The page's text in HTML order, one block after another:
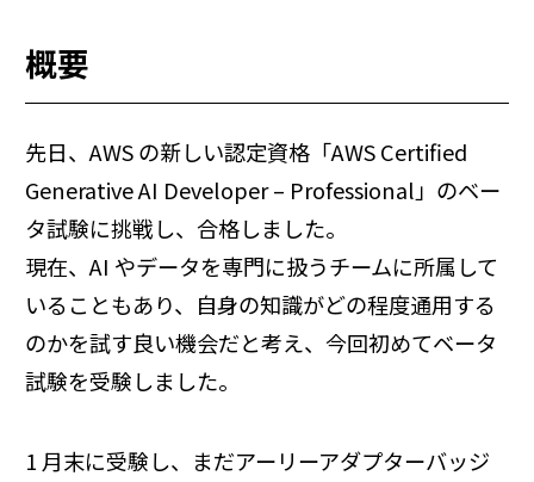
概要
先日、AWS の新しい認定資格「AWS Certified
Generative AI Developer – Professional」のベー
タ試験に挑戦し、合格しました。
現在、AI やデータを専門に扱うチームに所属して
いることもあり、自身の知識がどの程度通用する
のかを試す良い機会だと考え、今回初めてベータ
試験を受験しました。
1 月末に受験し、まだアーリーアダプターバッジ